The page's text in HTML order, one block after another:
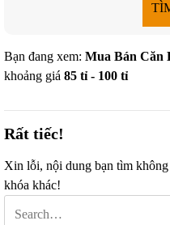
Bạn đang xem: Mua Bán Căn
khoảng giá 85 tỉ - 100 tỉ
Rất tiếc!
Xin lỗi, nội dung bạn tìm
khóa khác!